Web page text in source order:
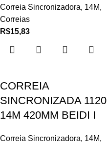
Correia Sincronizadora, 14M,
Correias
R$15,83
CORREIA
SINCRONIZADA 1120
14M 420MM BEIDI I
Correia Sincronizadora, 14M,